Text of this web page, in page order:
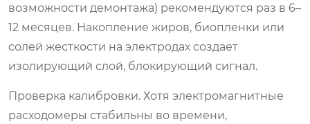
возможности демонтажа) рекомендуются раз в 6–
12 месяцев. Накопление жиров, биопленки или
солей жесткости на электродах создает
изолирующий слой, блокирующий сигнал.
Проверка калибровки. Хотя электромагнитные
расходомеры стабильны во времени,